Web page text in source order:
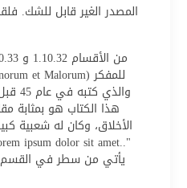
المصدر الغير قابل للشك.
هذا الكتاب هو بمثابة
الأخلاق، وكان له شعبية